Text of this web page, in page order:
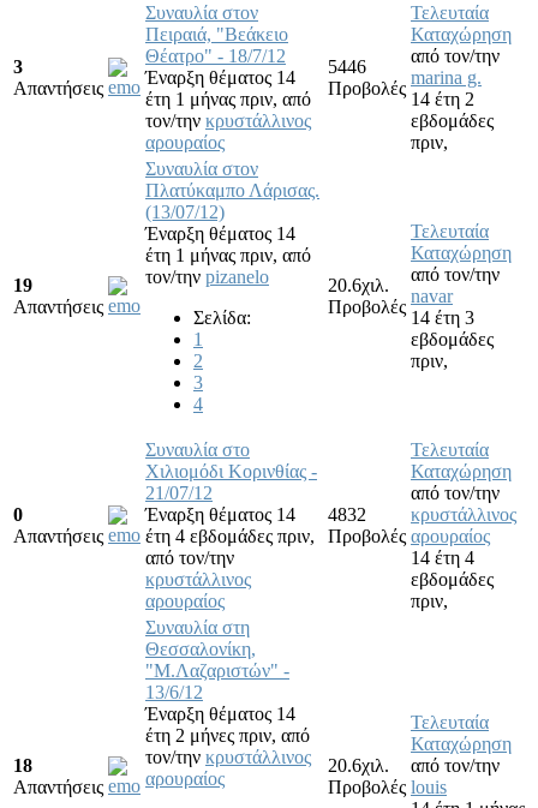
3
Απαντήσεις
Συναυλία στον
Πειραιά, "Βεάκειο
Θέατρο" - 18/7/12
Έναρξη θέματος 14
έτη 1 μήνας πριν, από
τον/την κρυστάλλινος
αρουραίος
5446
Προβολές
Τελευταία
Καταχώρηση
από τον/την
marina g.
14 έτη 2
εβδομάδες
πριν,
19
Απαντήσεις
Συναυλία στον
Πλατύκαμπο Λάρισας.
(13/07/12)
Έναρξη θέματος 14
έτη 1 μήνας πριν, από
τον/την pizanelo
Σελίδα:
1
2
3
4
20.6χιλ.
Προβολές
Τελευταία
Καταχώρηση
από τον/την
navar
14 έτη 3
εβδομάδες
πριν,
0
Απαντήσεις
Συναυλία στο
Χιλιομόδι Κορινθίας -
21/07/12
Έναρξη θέματος 14
έτη 4 εβδομάδες πριν,
από τον/την
κρυστάλλινος
αρουραίος
4832
Προβολές
Τελευταία
Καταχώρηση
από τον/την
κρυστάλλινος
αρουραίος
14 έτη 4
εβδομάδες
πριν,
18
Απαντήσεις
Συναυλία στη
Θεσσαλονίκη,
"Μ.Λαζαριστών" -
13/6/12
Έναρξη θέματος 14
έτη 2 μήνες πριν, από
τον/την κρυστάλλινος
αρουραίος
20.6χιλ.
Προβολές
Τελευταία
Καταχώρηση
από τον/την
louis